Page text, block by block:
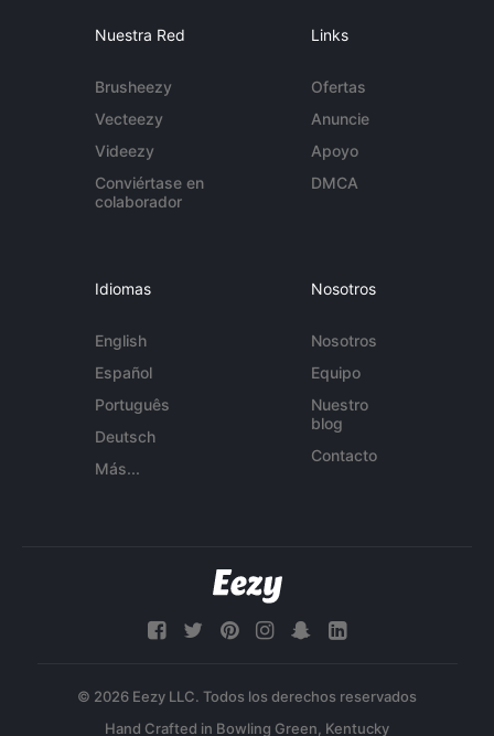
Nuestra Red
Brusheezy
Vecteezy
Videezy
Conviértase en
colaborador
Links
Ofertas
Anuncie
Apoyo
DMCA
Idiomas
English
Español
Português
Deutsch
Más...
Nosotros
Nosotros
Equipo
Nuestro
blog
Contacto
© 2026 Eezy LLC. Todos los derechos reservados